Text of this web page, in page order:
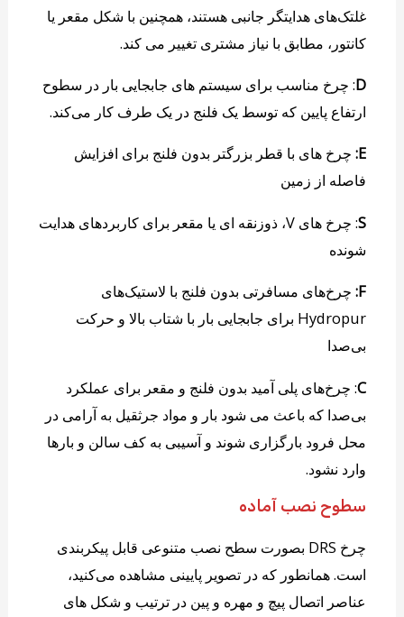
غلتک‌های هدایتگر جانبی هستند، همچنین با شکل مقعر یا
کانتور، مطابق با نیاز مشتری تغییر می کند.
D: چرخ مناسب برای سیستم های جابجایی بار در سطوح
ارتفاع پایین که توسط یک فلنج در یک طرف کار می‌کند.
E:چرخ های با قطر بزرگتر بدون فلنج برای افزایش
فاصله از زمین
S
: چرخ های V، ذوزنقه ای یا مقعر برای کاربردهای هدایت
شونده
F:چرخ‌های مسافرتی بدون فلنج با لاستیک‌های
Hydropur برای جابجایی بار با شتاب بالا و حرکت
بی‌صدا
C: چرخ‌های پلی آمید بدون فلنج و مقعر برای عملکرد
بی‌صدا که باعث می شود بار و مواد جرثقیل به آرامی در
محل فرود بارگزاری شوند و آسیبی به کف سالن و بارها
وارد نشود.
سطوح نصب آماده
چرخ DRS بصورت سطح نصب متنوعی قابل پیکربندی
است. همانطور که در تصویر پایینی مشاهده می‌کنید،
عناصر اتصال پیچ و مهره و پین در ترتیب و شکل های